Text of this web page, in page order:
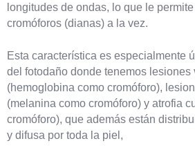
longitudes de ondas, lo que le
cromóforos (dianas) a la vez.
Esta característica es especialmente
del fotodaño donde tenemos lesiones
(hemoglobina como cromóforo),
(melanina como cromóforo) y atrofia
cromóforo), que además están
y difusa por toda la piel,